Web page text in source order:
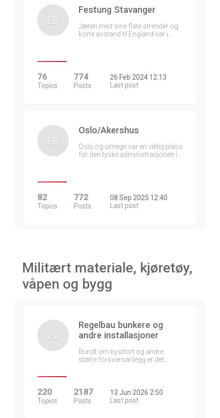
Festung Stavanger
Jæren med sine flate strender og
korte avstand til England var i…
76
Topics
774
Posts
26 Feb 2024 12:13
Last post
Oslo/Akershus
Oslo og omegn var en viktig plass
for den tyske administrasjonen i…
82
Topics
772
Posts
08 Sep 2025 12:40
Last post
Militært materiale, kjøretøy,
våpen og bygg
Regelbau bunkere og
andre installasjoner
Rundt om kystfort og andre
større forsvarsanlegg er det…
220
Topics
2187
Posts
13 Jun 2026 2:50
Last post